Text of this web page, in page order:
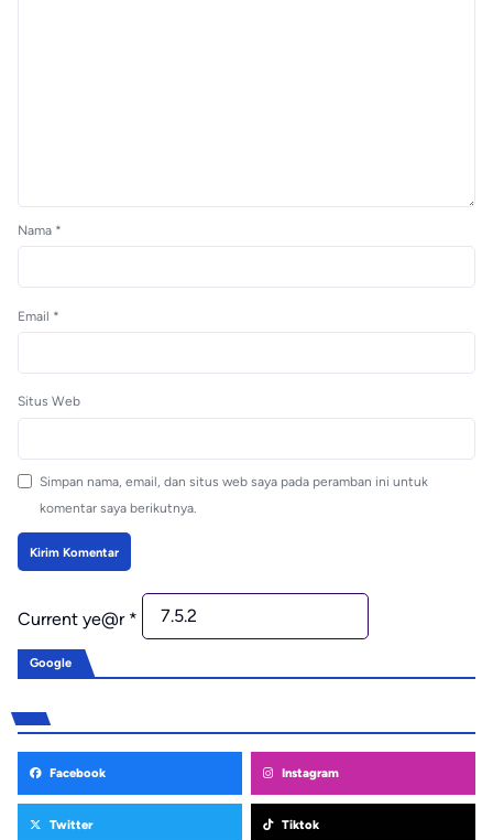
Nama *
Email *
Situs Web
Simpan nama, email, dan situs web saya pada peramban ini untuk
komentar saya berikutnya.
Current ye@r *
Google
Facebook Instagram
Twitter Tiktok